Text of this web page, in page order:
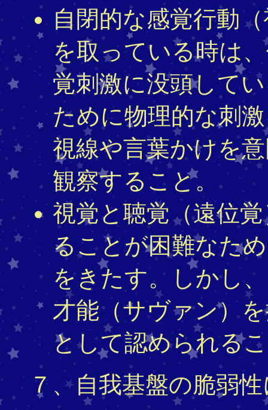
自閉的な感覚行動
を取っている時は
覚刺激に没頭して
ために物理的な刺
視線や言葉かけを
観察すること。
視覚と聴覚（遠位
ることが困難なた
をきたす。しかし
才能（サヴァン）
として認められる
７、自我基盤の脆弱